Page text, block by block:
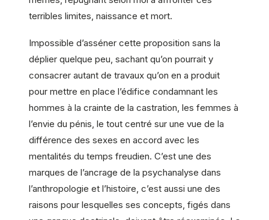
terribles limites, naissance et mort.
Impossible d’asséner cette proposition sans la
déplier quelque peu, sachant qu’on pourrait y
consacrer autant de travaux qu’on en a produit
pour mettre en place l’édifice condamnant les
hommes à la crainte de la castration, les femmes à
l’envie du pénis, le tout centré sur une vue de la
différence des sexes en accord avec les
mentalités du temps freudien. C’est une des
marques de l’ancrage de la psychanalyse dans
l’anthropologie et l’histoire, c’est aussi une des
raisons pour lesquelles ses concepts, figés dans